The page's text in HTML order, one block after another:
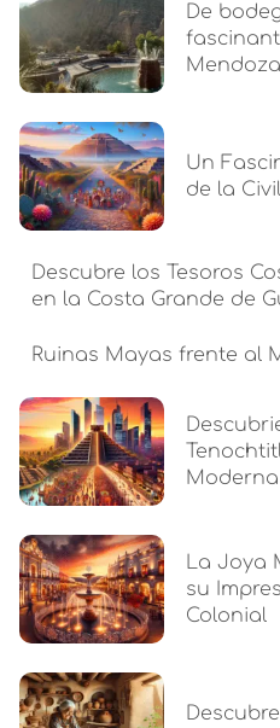
De
Mendoza
Un
de la
Descubre los Tesoros
en la Costa Grande de
Ruinas Mayas frente al
Moderna
La Joya
su
Colonial